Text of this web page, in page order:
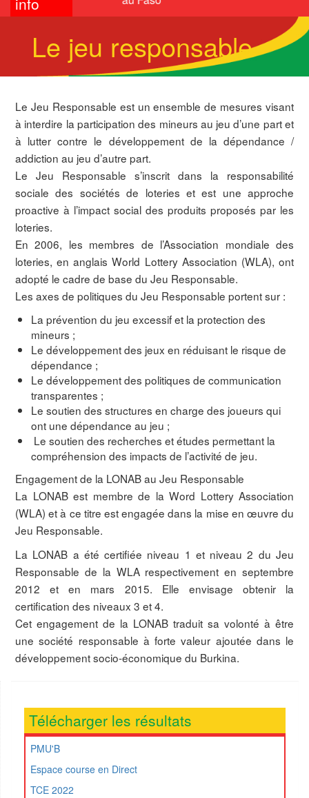
Le jeu responsable
Le Jeu Responsable est un ensemble de mesures visant
à interdire la participation des mineurs au jeu d’une part et
à lutter contre le développement de la dépendance /
addiction au jeu d’autre part.
Le Jeu Responsable s’inscrit dans la responsabilité
sociale des sociétés de loteries et est une approche
proactive à l’impact social des produits proposés par les
loteries.
En 2006, les membres de l’Association mondiale des
loteries, en anglais World Lottery Association (WLA), ont
adopté le cadre de base du Jeu Responsable.
Les axes de politiques du Jeu Responsable portent sur :
La prévention du jeu excessif et la protection des
mineurs ;
Le développement des jeux en réduisant le risque de
dépendance ;
Le développement des politiques de communication
transparentes ;
Le soutien des structures en charge des joueurs qui
ont une dépendance au jeu ;
Le soutien des recherches et études permettant la
compréhension des impacts de l’activité de jeu.
Engagement de la LONAB au Jeu Responsable
La LONAB est membre de la Word Lottery Association
(WLA) et à ce titre est engagée dans la mise en œuvre du
Jeu Responsable.
La LONAB a été certifiée niveau 1 et niveau 2 du Jeu
Responsable de la WLA respectivement en septembre
2012 et en mars 2015. Elle envisage obtenir la
certification des niveaux 3 et 4.
Cet engagement de la LONAB traduit sa volonté à être
une société responsable à forte valeur ajoutée dans le
développement socio-économique du Burkina.
Télécharger les résultats
PMU'B
Espace course en Direct
TCE 2022